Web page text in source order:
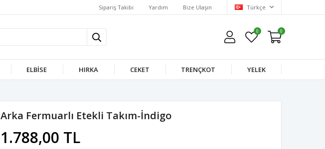
Sipariş Takibi Yardım Bize Ulaşın Türkçe
0 0
ELBISE HIRKA CEKET TRENÇKOT YELEK
Arka Fermuarlı Etekli Takım-İndigo
1.788,00 TL